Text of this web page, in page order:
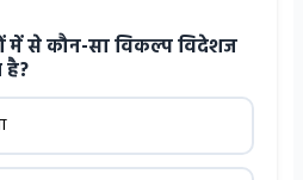
में से कौन-सा विकल्प विदेशज
है?